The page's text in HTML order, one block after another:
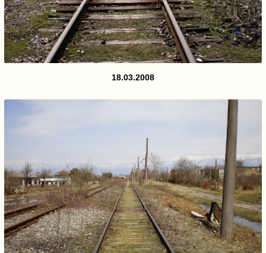
18.03.2008